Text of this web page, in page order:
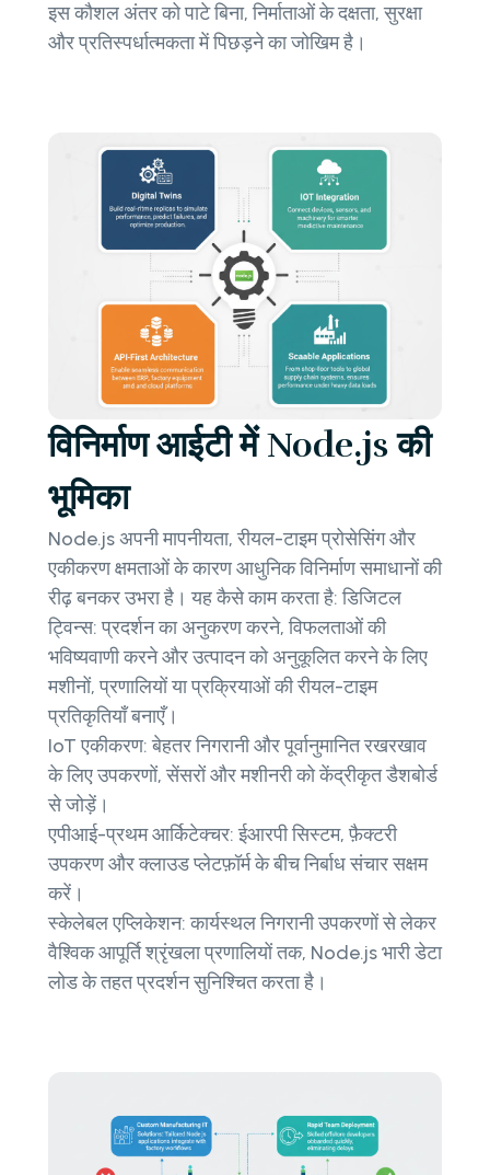
इस कौशल अंतर को पाटे बिना, निर्माताओं के दक्षता, सुरक्षा
और प्रतिस्पर्धात्मकता में पिछड़ने का जोखिम है।
विनिर्माण आईटी में Node.js की
भूमिका
Node.js अपनी मापनीयता, रीयल-टाइम प्रोसेसिंग और
एकीकरण क्षमताओं के कारण आधुनिक विनिर्माण समाधानों की
रीढ़ बनकर उभरा है। यह कैसे काम करता है: डिजिटल
ट्विन्स: प्रदर्शन का अनुकरण करने, विफलताओं की
भविष्यवाणी करने और उत्पादन को अनुकूलित करने के लिए
मशीनों, प्रणालियों या प्रक्रियाओं की रीयल-टाइम
प्रतिकृतियाँ बनाएँ।
IoT एकीकरण: बेहतर निगरानी और पूर्वानुमानित रखरखाव
के लिए उपकरणों, सेंसरों और मशीनरी को केंद्रीकृत डैशबोर्ड
से जोड़ें।
एपीआई-प्रथम आर्किटेक्चर: ईआरपी सिस्टम, फ़ैक्टरी
उपकरण और क्लाउड प्लेटफ़ॉर्म के बीच निर्बाध संचार सक्षम
करें।
स्केलेबल एप्लिकेशन: कार्यस्थल निगरानी उपकरणों से लेकर
वैश्विक आपूर्ति श्रृंखला प्रणालियों तक, Node.js भारी डेटा
लोड के तहत प्रदर्शन सुनिश्चित करता है।